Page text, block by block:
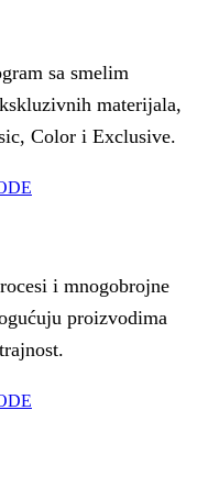
sa smelim
materijala,
Color i Exclusive.
i mnogobrojne
proizvodima